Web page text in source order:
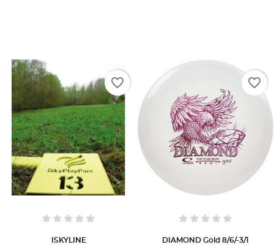
ISKYLINE
favorite_border
DIAMOND Gold 8/6/-3/1
favorite_border